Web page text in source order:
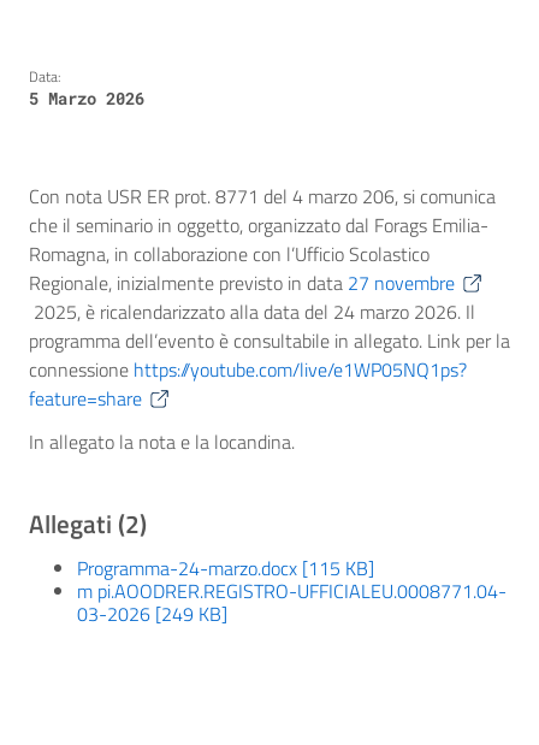
Data:
5 Marzo 2026
Con nota USR ER prot. 8771 del 4 marzo 206, si comunica
che il seminario in oggetto, organizzato dal Forags Emilia-
Romagna, in collaborazione con l’Ufficio Scolastico
Regionale, inizialmente previsto in data 27 novembre
2025, è ricalendarizzato alla data del 24 marzo 2026. Il
programma dell’evento è consultabile in allegato. Link per la
connessione https://youtube.com/live/e1WP05NQ1ps?
feature=share
In allegato la nota e la locandina.
Allegati (2)
Programma-24-marzo.docx [115 KB]
m pi.AOODRER.REGISTRO-UFFICIALEU.0008771.04-
03-2026 [249 KB]